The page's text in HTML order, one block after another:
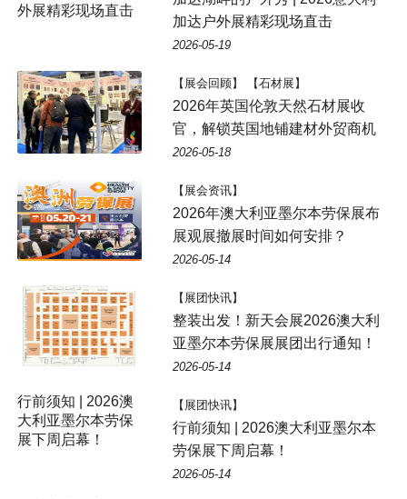
加达户外展精彩现场直击
2026-05-19
【展会回顾】 【石材展】
2026年英国伦敦天然石材展收
官，解锁英国地铺建材外贸商机
2026-05-18
【展会资讯】
2026年澳大利亚墨尔本劳保展布
展观展撤展时间如何安排？
2026-05-14
【展团快讯】
整装出发！新天会展2026澳大利
亚墨尔本劳保展展团出行通知！
2026-05-14
行前须知 | 2026澳
大利亚墨尔本劳保
展下周启幕！
【展团快讯】
行前须知 | 2026澳大利亚墨尔本
劳保展下周启幕！
2026-05-14